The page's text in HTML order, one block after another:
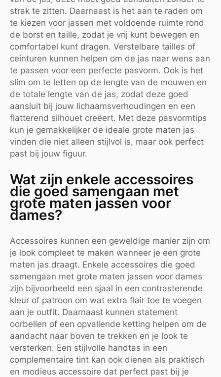
strak te zitten. Daarnaast is het aan te raden om
te kiezen voor jassen met voldoende ruimte rond
de borst en taille, zodat je vrij kunt bewegen en
comfortabel kunt dragen. Verstelbare tailles of
ceinturen kunnen helpen om de jas naar wens aan
te passen voor een perfecte pasvorm. Ook is het
slim om te letten op de lengte van de mouwen en
de totale lengte van de jas, zodat deze goed
aansluit bij jouw lichaamsverhoudingen en een
flatterend silhouet creëert. Met deze pasvormtips
kun je gemakkelijker de ideale grote maten jas
vinden die niet alleen stijlvol is, maar ook perfect
past bij jouw figuur.
Wat zijn enkele accessoires
die goed samengaan met
grote maten jassen voor
dames?
Accessoires kunnen een geweldige manier zijn om
je look compleet te maken wanneer je een grote
maten jas draagt. Enkele accessoires die goed
samengaan met grote maten jassen voor dames
zijn bijvoorbeeld een sjaal in een contrasterende
kleur of patroon om wat extra flair toe te voegen
aan je outfit. Daarnaast kunnen statement
oorbellen of een opvallende ketting helpen om de
aandacht naar boven te trekken en je look te
versterken. Een stijlvolle handtas in een
complementaire tint kan ook dienen als praktisch
en modieus accessoire dat perfect past bij je